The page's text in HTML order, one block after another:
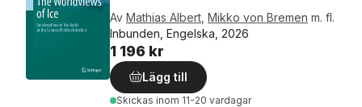
Av Mathias Albert Mikko von Bremen m. fl.
Inbunden, Engelska, 2026
1 196 kr
Lägg till
Skickas inom 11-20 vardagar